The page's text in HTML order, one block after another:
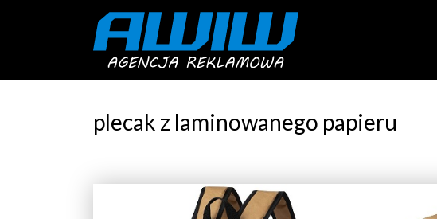
plecak z laminowanego papieru